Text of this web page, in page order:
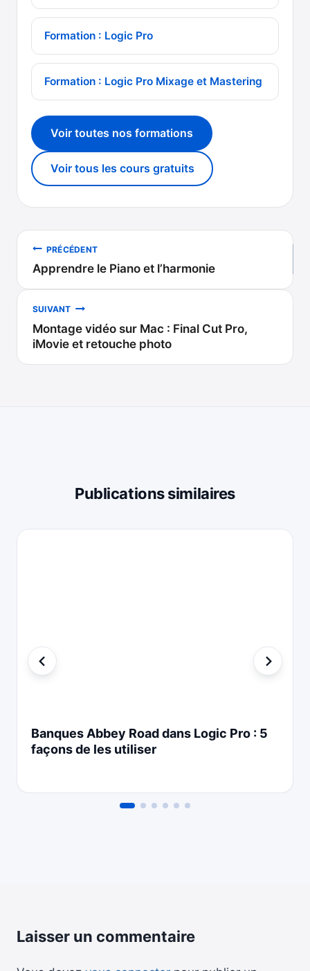
Formation : Logic Pro
Formation : Logic Pro Mixage et Mastering
Voir toutes nos formations
Voir tous les cours gratuits
Navigation
de
l’article
PRÉCÉDENT
Apprendre le Piano et l’harmonie
SUIVANT
Montage vidéo sur Mac : Final Cut Pro,
iMovie et retouche photo
Publications similaires
Banques Abbey Road dans Logic Pro : 5
façons de les utiliser
Laisser un commentaire